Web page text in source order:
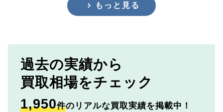
もっと見る
過去の実績から
買取相場をチェック
1,950件のリアルな買取実績を掲載中！